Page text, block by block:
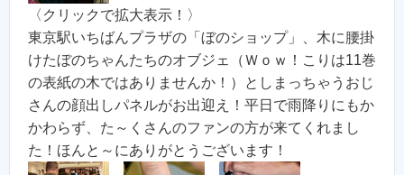
〈クリックで拡大表示！〉
東京駅いちばんプラザの「ぼのショップ」、木に腰掛
けたぼのちゃんたちのオブジェ（Ｗｏｗ！こりは11巻
の表紙の木ではありませんか！）としまっちゃうおじ
さんの顔出しパネルがお出迎え！平日で雨降りにもか
かわらず、た～くさんのファンの方が来てくれまし
た！ほんと～にありがとうございます！